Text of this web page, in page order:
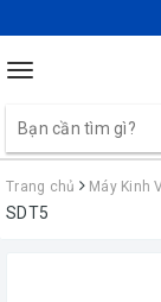
Toggle
Trang chủ Máy Kinh
SDT5